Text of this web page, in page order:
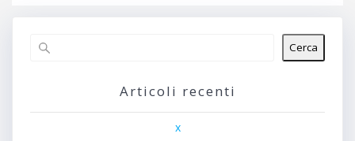
Cerca
Articoli recenti
x